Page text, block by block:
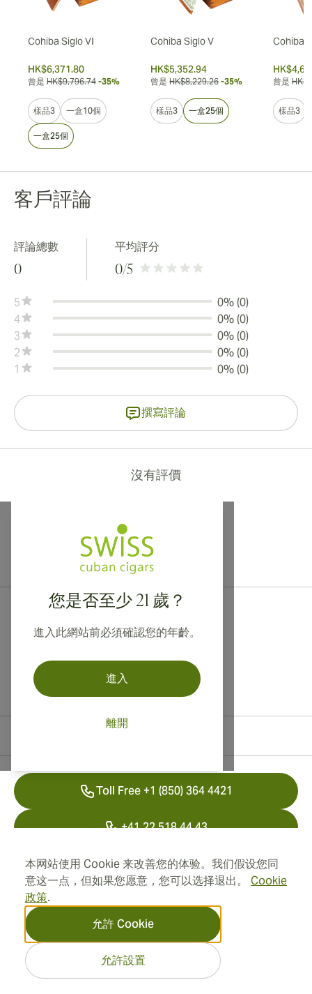
本网站使用 Cookie 来改善您的体验。我们假设您同
意这一点，但如果您愿意，您可以选择退出。 Cookie
政策.
允許 Cookie
允許設置
Cohiba Siglo VI
HK$6,371.80
曾是 HK$9,796.74 -35%
樣品3 一盒10個
一盒25個
Cohiba Siglo V
HK$5,352.94
曾是 HK$8,229.26 -35%
樣品3 一盒25個
Cohiba
曾是
樣品3
客戶評論
評論總數
0
平均評分
0/5
5
0% (0)
4
0% (0)
3
0% (0)
2
0% (0)
1
0% (0)
撰寫評論
沒有評價
您是否至少 21 歲？
進入此網站前必須確認您的年齡。
進入
離開
提供寄往加拿大、英國及澳洲的國際運送服務！
地址
資訊
Toll Free +1 (850) 364 4421
+41 22 518 44 43
info@swisscubancigars.com